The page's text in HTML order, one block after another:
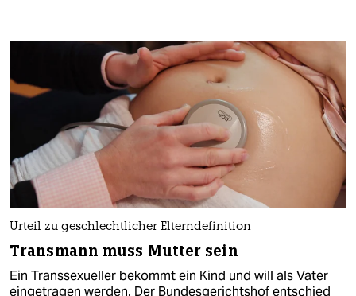
Urteil zu geschlechtlicher Elterndefinition
Transmann muss Mutter sein
Ein Transsexueller bekommt ein Kind und will als Vater
eingetragen werden. Der Bundesgerichtshof entschied